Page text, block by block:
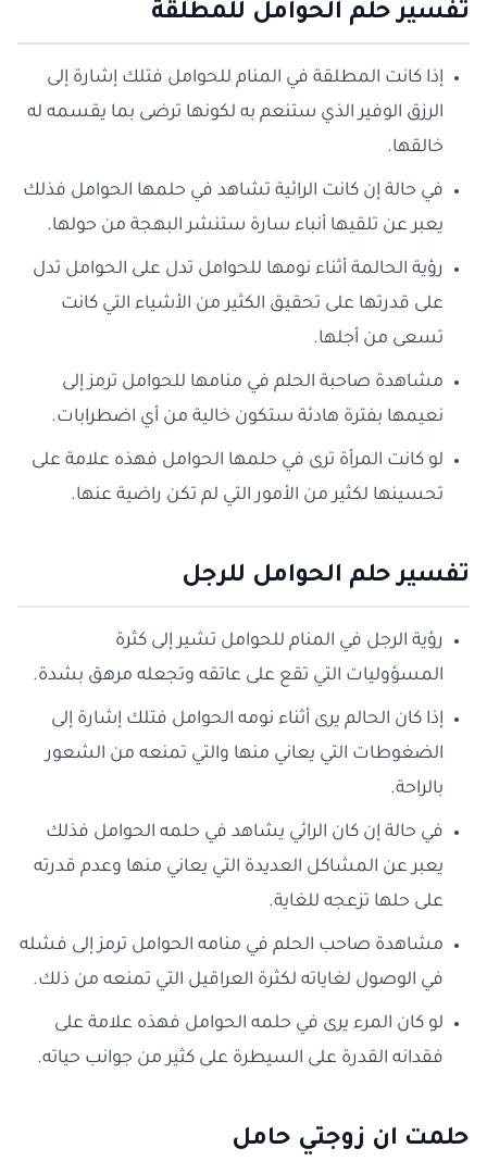
تفسير حلم الحوامل للمطلقة
إذا كانت المطلقة في المنام للحوامل فتلك إشارة إلى
الرزق الوفير الذي ستنعم به لكونها ترضى بما يقسمه له
خالقها.
في حالة إن كانت الرائية تشاهد في حلمها الحوامل فذلك
يعبر عن تلقيها أنباء سارة ستنشر البهجة من حولها.
رؤية الحالمة أثناء نومها للحوامل تدل على الحوامل تدل
على قدرتها على تحقيق الكثير من الأشياء التي كانت
تسعى من أجلها.
مشاهدة صاحبة الحلم في منامها للحوامل ترمز إلى
نعيمها بفترة هادئة ستكون خالية من أي اضطرابات.
لو كانت المرأة ترى في حلمها الحوامل فهذه علامة على
تحسينها لكثير من الأمور التي لم تكن راضية عنها.
تفسير حلم الحوامل للرجل
رؤية الرجل في المنام للحوامل تشير إلى كثرة
المسؤوليات التي تقع على عاتقه وتجعله مرهق بشدة.
إذا كان الحالم يرى أثناء نومه الحوامل فتلك إشارة إلى
الضغوطات التي يعاني منها والتي تمنعه من الشعور
بالراحة.
في حالة إن كان الرائي يشاهد في حلمه الحوامل فذلك
يعبر عن المشاكل العديدة التي يعاني منها وعدم قدرته
على حلها تزعجه للغاية.
مشاهدة صاحب الحلم في منامه الحوامل ترمز إلى فشله
في الوصول لغاياته لكثرة العراقيل التي تمنعه من ذلك.
لو كان المرء يرى في حلمه الحوامل فهذه علامة على
فقدانه القدرة على السيطرة على كثير من جوانب حياته.
حلمت ان زوجتي حامل